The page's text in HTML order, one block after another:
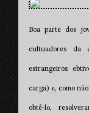
Boa parte dos
cultuadores da
estrangeiros
carga) e, como
obtê-lo,